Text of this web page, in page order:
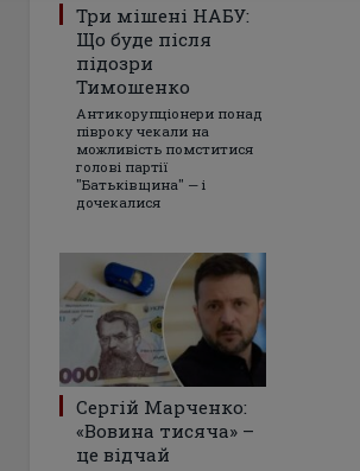
Три мішені НАБУ:
Що буде після
підозри
Тимошенко
Антикорупціонери понад
півроку чекали на
можливість помститися
голові партії
"Батьківщина" — і
дочекалися
Сергій Марченко:
«Вовина тисяча» –
це відчай